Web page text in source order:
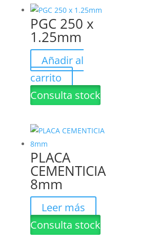
PGC 250 x
1.25mm
Añadir al
carrito
Consulta stock
PLACA
CEMENTICIA
8mm
Leer más
Consulta stock